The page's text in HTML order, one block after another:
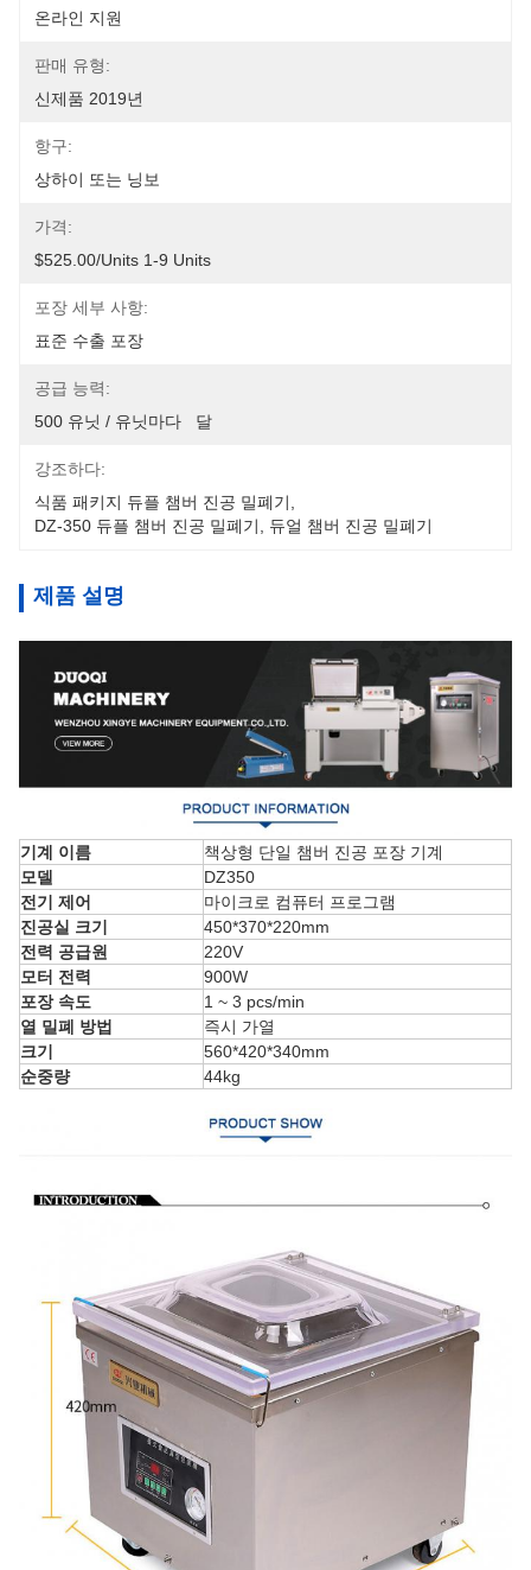
온라인 지원
판매 유형:
신제품 2019년
항구:
상하이 또는 닝보
가격:
$525.00/units 1-9 Units
포장 세부 사항:
표준 수출 포장
공급 능력:
500 유닛 / 유닛마다   달
강조하다:
식품 패키지 듀플 챔버 진공 밀폐기
DZ-350 듀플 챔버 진공 밀폐기
듀얼 챔버 진공 밀폐기
제품 설명
기계 이름
책상형 단일 챔버 진공 포장 기계
모델
DZ350
전기 제어
마이크로 컴퓨터 프로그램
진공실 크기
450*370*220mm
전력 공급원
220V
모터 전력
900W
포장 속도
1 ~ 3 pcs/min
열 밀폐 방법
즉시 가열
크기
560*420*340mm
순중량
44kg